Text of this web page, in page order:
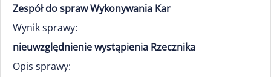
Zespół do spraw Wykonywania Kar
Wynik sprawy:
nieuwzględnienie wystąpienia Rzecznika
Opis sprawy: